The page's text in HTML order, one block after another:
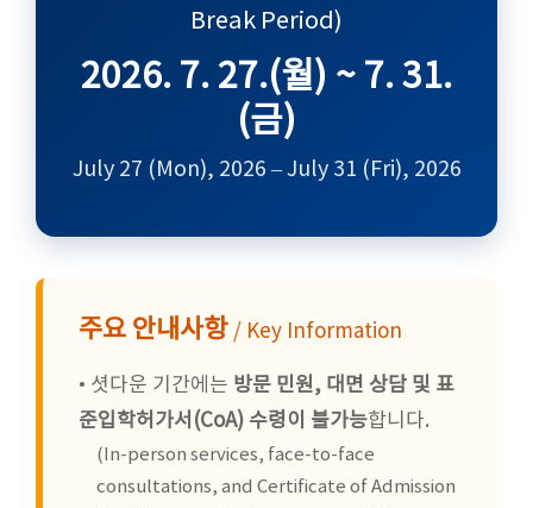
Break Period)
2026. 7. 27.(월) ~ 7. 31.
(금)
July 27 (Mon), 2026 – July 31 (Fri), 2026
주요 안내사항 / Key Information
• 셧다운 기간에는 방문 민원, 대면 상담 및 표
준입학허가서(CoA) 수령이 불가능합니다.
(In-person services, face-to-face
consultations, and Certificate of Admission